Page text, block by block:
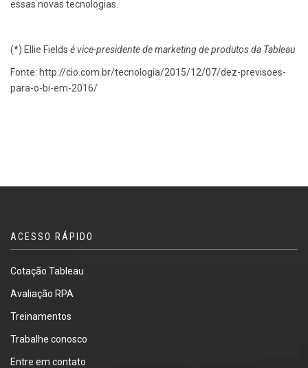
essas novas tecnologias.
(*) Ellie Fields é vice-presidente de marketing de produtos da Tableau
Fonte: http://cio.com.br/tecnologia/2015/12/07/dez-previsoes-
para-o-bi-em-2016/
ACESSO RÁPIDO
Cotação Tableau
Avaliação RPA
Treinamentos
Trabalhe conosco
Entre em contato